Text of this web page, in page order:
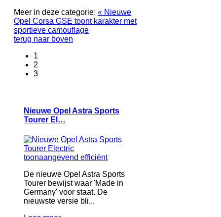
Meer in deze categorie: « Nieuwe
Opel Corsa GSE toont karakter met
sportieve camouflage
terug naar boven
1
2
3
Nieuwe Opel Astra Sports
Tourer El…
De nieuwe Opel Astra Sports
Tourer bewijst waar 'Made in
Germany' voor staat. De
nieuwste versie bli...